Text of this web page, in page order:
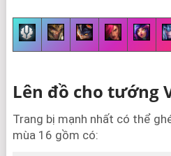
Lên đồ cho tướng
Trang bị mạnh nhất có thể
mùa 16 gồm có: